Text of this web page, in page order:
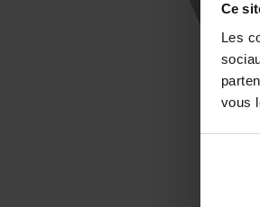
Ce
Les
vous